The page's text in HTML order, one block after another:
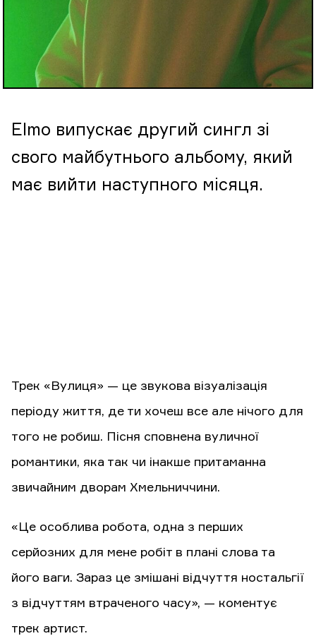
Elmo випускає другий сингл зі
свого майбутнього альбому, який
має вийти наступного місяця.
Трек «Вулиця» — це звукова візуалізація
періоду життя, де ти хочеш все але нічого для
того не робиш. Пісня сповнена вуличної
романтики, яка так чи інакше притаманна
звичайним дворам Хмельниччини.
«Це особлива робота, одна з перших
серйозних для мене робіт в плані слова та
його ваги. Зараз це змішані відчуття ностальгії
з відчуттям втраченого часу», — коментує
трек артист.